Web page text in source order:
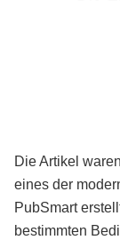
Die Artikel
eines der
PubSmart
bestimmten